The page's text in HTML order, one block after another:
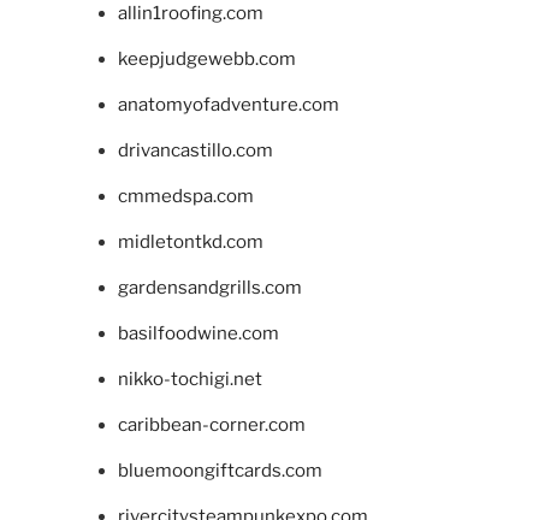
allin1roofing.com
keepjudgewebb.com
anatomyofadventure.com
drivancastillo.com
cmmedspa.com
midletontkd.com
gardensandgrills.com
basilfoodwine.com
nikko-tochigi.net
caribbean-corner.com
bluemoongiftcards.com